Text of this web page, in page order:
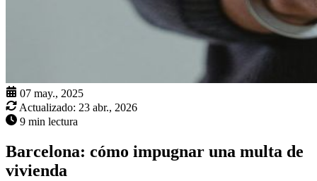
07 may., 2025
Actualizado: 23 abr., 2026
9 min lectura
Barcelona: cómo impugnar una multa de
vivienda